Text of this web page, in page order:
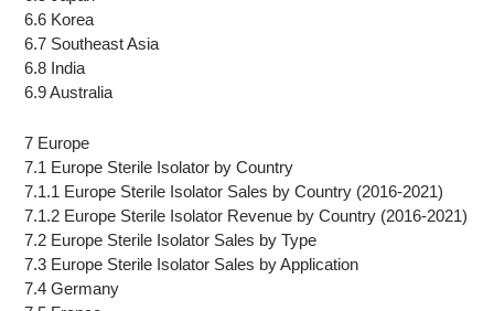
6.6 Korea
6.7 Southeast Asia
6.8 India
6.9 Australia
7 Europe
7.1 Europe Sterile Isolator by Country
7.1.1 Europe Sterile Isolator Sales by Country (2016-2021)
7.1.2 Europe Sterile Isolator Revenue by Country (2016-2021)
7.2 Europe Sterile Isolator Sales by Type
7.3 Europe Sterile Isolator Sales by Application
7.4 Germany